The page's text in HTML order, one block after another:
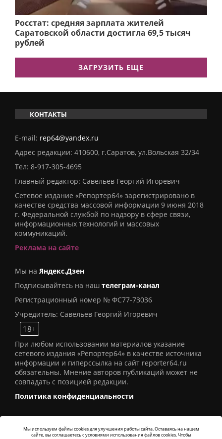
Росстат: средняя зарплата жителей
Саратовской области достигла 69,5 тысяч
рублей
ЗАГРУЗИТЬ ЕЩЕ
КОНТАКТЫ
E-mail: rep64@yandex.ru
Адрес редакции: 410600, г.Саратов, ул.Вольская 32/34
Тел: 8-917-305-4695
Главный редактор: Савельев Георгий Игоревич
Сетевое издание «Репортер64» зарегистрировано в
качестве средства массовой информации 9 июня 2018
г. Федеральной службой по надзору в сфере связи,
информационных технологий и массовых
коммуникаций.
Реклама на сайте
Мы на Яндекс.Дзен
Подписывайтесь на наш телеграм-канал
Регистрационный номер № ФС77-73036
Учредитель: Савельев Георгий Игоревич
18+
При любом использовании материалов указание
сетевого издания «Репортер64» в качестве источника
информации и гиперссылка на сайт reporter64.ru
обязательны. Мнение авторов публикаций может не
совпадать с позицией редакции.
Политика конфиденциальности
Мы используем файлы cookies для улучшения работы сайта. Оставаясь на нашем
сайте, вы соглашаетесь с условиями использования файлов cookies. Чтобы